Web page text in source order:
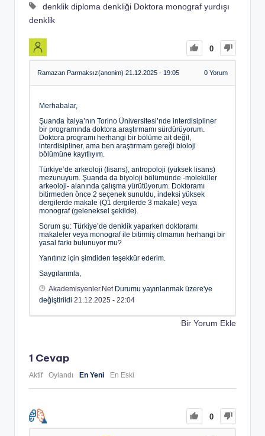
denklik diploma denkliği Doktora monograf yurdışı
denklik
0
Ramazan Parmaksız(anonim) 21.12.2025 - 19:05 0 Yorum
Merhabalar,
Şuanda İtalya’nın Torino Üniversitesi’nde interdisipliner
bir programında doktora araştırmamı sürdürüyorum.
Doktora programı herhangi bir bölüme ait değil,
interdisipliner, ama ben araştırmam gereği bioloji
bölümüne kayıtlıyım.
Türkiye’de arkeoloji (lisans), antropoloji (yüksek lisans)
mezunuyum. Şuanda da biyoloji bölümünde -moleküler
arkeoloji- alanında çalışma yürütüyorum. Doktoramı
bitirmeden önce 2 seçenek sunuldu, indeksi yüksek
dergilerde makale (Q1 dergilerde 3 makale) veya
monograf (geleneksel şekilde).
Sorum şu: Türkiye’de denklik yaparken doktoramı
makaleler veya monograf ile bitirmiş olmamın herhangi bir
yasal farkı bulunuyor mu?
Yanıtınız için şimdiden teşekkür ederim.
Saygılarımla,
Akademisyenler.NetDurumu yayınlanmak üzere'ye
değiştirildi 21.12.2025 - 22:04
Bir Yorum Ekle
1 Cevap
Aktif Oylandı En Yeni En Eski
0